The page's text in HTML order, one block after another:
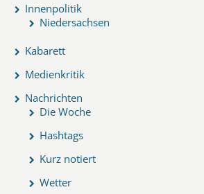
Innenpolitik
Niedersachsen
Kabarett
Medienkritik
Nachrichten
Die Woche
Hashtags
Kurz notiert
Wetter